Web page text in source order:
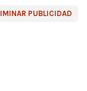
PUBLICIDAD